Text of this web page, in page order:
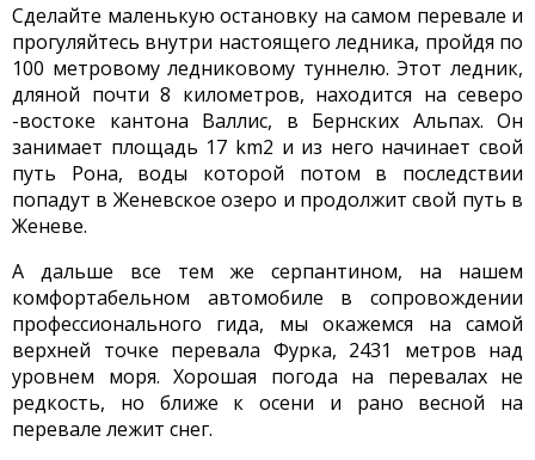
Сделайте маленькую остановку на самом перевале и
прогуляйтесь внутри настоящего ледника, пройдя по
100 метровому ледниковому туннелю. Этот ледник,
дляной почти 8 километров, находится на северо
-востоке кантона Валлис, в Бернских Альпах. Он
занимает площадь 17 km2 и из него начинает свой
путь Рона, воды которой потом в последствии
попадут в Женевское озеро и продолжит свой путь в
Женеве.
А дальше все тем же серпантином, на нашем
комфортабельном автомобиле в сопровождении
профессионального гида, мы окажемся на самой
верхней точке перевала Фурка, 2431 метров над
уровнем моря. Хорошая погода на перевалах не
редкость, но ближе к осени и рано весной на
перевале лежит снег.